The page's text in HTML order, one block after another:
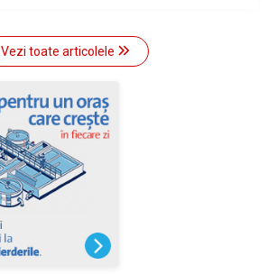
Vezi toate articolele